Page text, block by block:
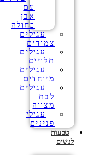
עם
אבן
כחולה
עגילים
צמודים
עגילים
תלויים
עגילים
מיוחדים
עגילים
לבת
מצווה
עגילי
פנינים
טבעות
לנשים